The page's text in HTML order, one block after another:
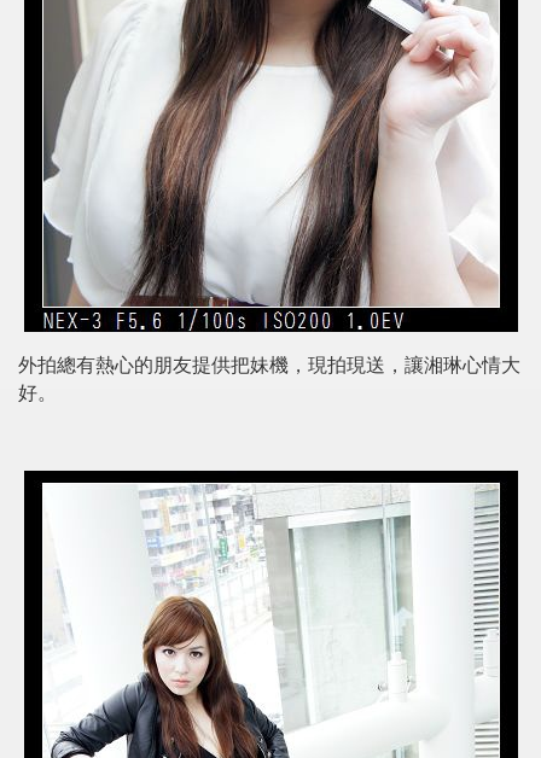
外拍總有熱心的朋友提供把妹機，現拍現送，讓湘琳心情大
好。